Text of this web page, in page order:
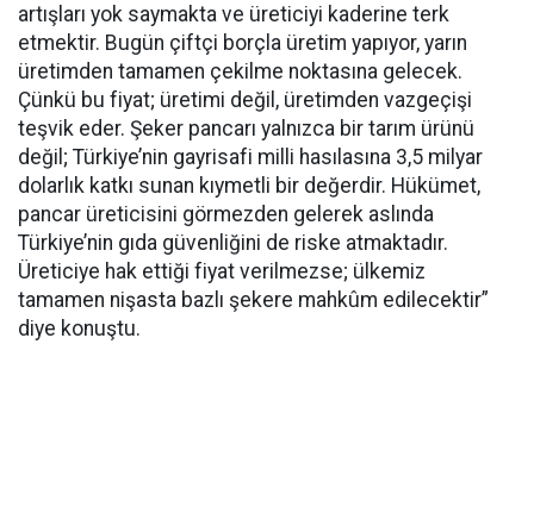
artışları yok saymakta ve üreticiyi kaderine terk
etmektir. Bugün çiftçi borçla üretim yapıyor, yarın
üretimden tamamen çekilme noktasına gelecek.
Çünkü bu fiyat; üretimi değil, üretimden vazgeçişi
teşvik eder. Şeker pancarı yalnızca bir tarım ürünü
değil; Türkiye’nin gayrisafi milli hasılasına 3,5 milyar
dolarlık katkı sunan kıymetli bir değerdir. Hükümet,
pancar üreticisini görmezden gelerek aslında
Türkiye’nin gıda güvenliğini de riske atmaktadır.
Üreticiye hak ettiği fiyat verilmezse; ülkemiz
tamamen nişasta bazlı şekere mahkûm edilecektir”
diye konuştu.